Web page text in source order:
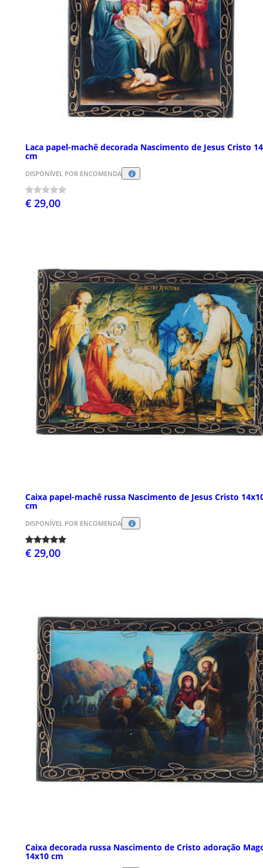
Laca papel-machê decorada Nascimento de Jesus Cristo
cm
DISPONÍVEL POR ENCOMENDA
€ 29,00
Caixa papel-machê russa Nascimento de Jesus Cristo
cm
DISPONÍVEL POR ENCOMENDA
€ 29,00
Caixa decorada russa Nascimento de Cristo adoração
14x10 cm